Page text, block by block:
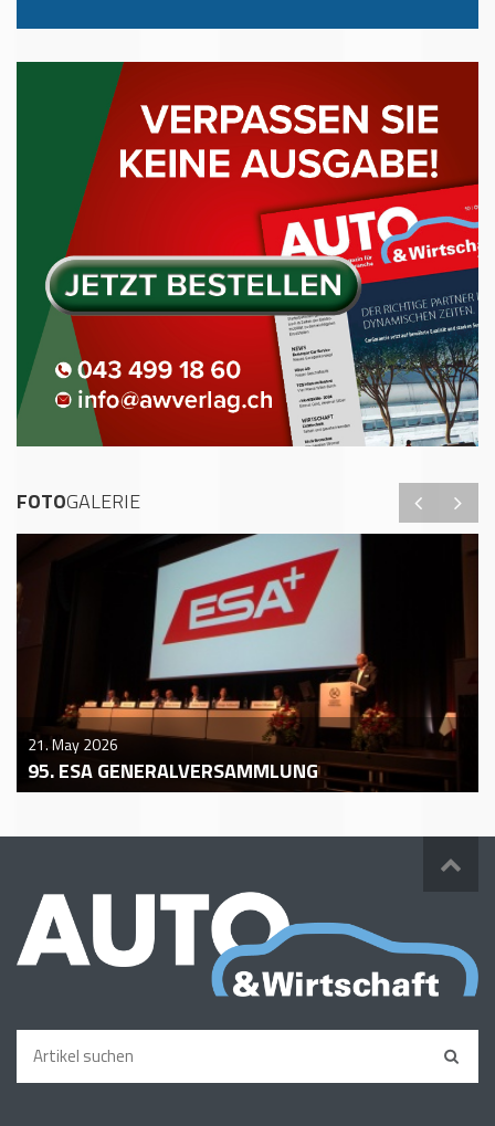
FOTOGALERIE
21. May 2026
95. ESA GENERALVERSAMMLUNG